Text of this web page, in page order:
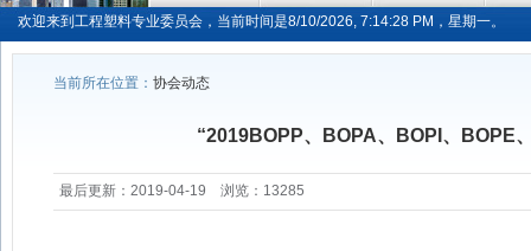
欢迎来到工程塑料专业委员会，当前时间是8/10/2026, 7:14:29 PM，星期一。
当前所在位置： 协会动态
“2019BOPP、BOPA、BOPI、BOPE
最后更新：2019-04-19 浏览：13285